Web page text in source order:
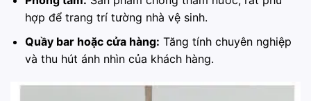
hợp để trang trí tường nhà vệ sinh.
Quầy bar hoặc cửa hàng: Tăng tính chuyên nghiệp
và thu hút ánh nhìn của khách hàng.